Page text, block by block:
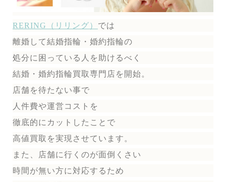
RERING（リリング） では
離婚して結婚指輪・婚約指輪の
処分に困っている人を助けるべく
結婚・婚約指輪買取専門店を開始。
店舗を待たない事で
人件費や運営コストを
徹底的にカットしたことで
高値買取を実現させています。
また、店舗に行くのが面倒くさい
時間が無い方に対応するため